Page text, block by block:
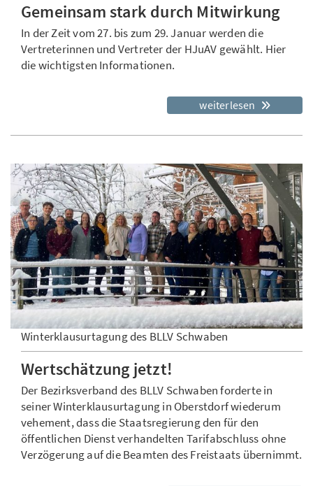
Gemeinsam stark durch Mitwirkung
In der Zeit vom 27. bis zum 29. Januar werden die
Vertreterinnen und Vertreter der HJuAV gewählt. Hier
die wichtigsten Informationen.
weiterlesen
Winterklausurtagung des BLLV Schwaben
Wertschätzung jetzt!
Der Bezirksverband des BLLV Schwaben forderte in
seiner Winterklausurtagung in Oberstdorf wiederum
vehement, dass die Staatsregierung den für den
öffentlichen Dienst verhandelten Tarifabschluss ohne
Verzögerung auf die Beamten des Freistaats übernimmt.